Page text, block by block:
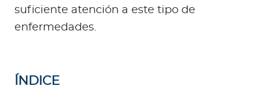
Para Clientes
Para Agentes
suficiente atención a este tipo de
enfermedades.
ÍNDICE